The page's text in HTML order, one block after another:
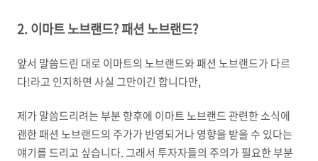
2. 이마트 노브랜드? 패션 노브랜드?
앞서 말씀드린 대로 이마트의 노브랜드와 패션 노브랜드가 다르
다!라고 인지하면 사실 그만이긴 합니다만,
제가 말씀드리려는 부분 향후에 이마트 노브랜드 관련한 소식에
괜한 패션 노브랜드의 주가가 반영되거나 영향을 받을 수 있다는
얘기를 드리고 싶습니다. 그래서 투자자들의 주의가 필요한 부분